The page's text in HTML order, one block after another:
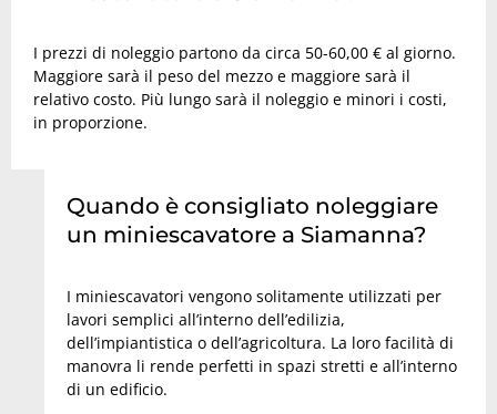
I prezzi di noleggio partono da circa 50-60,00 € al giorno.
Maggiore sarà il peso del mezzo e maggiore sarà il
relativo costo. Più lungo sarà il noleggio e minori i costi,
in proporzione.
Quando è consigliato noleggiare
un miniescavatore a Siamanna?
I miniescavatori vengono solitamente utilizzati per
lavori semplici all’interno dell’edilizia,
dell’impiantistica o dell’agricoltura. La loro facilità di
manovra li rende perfetti in spazi stretti e all’interno
di un edificio.